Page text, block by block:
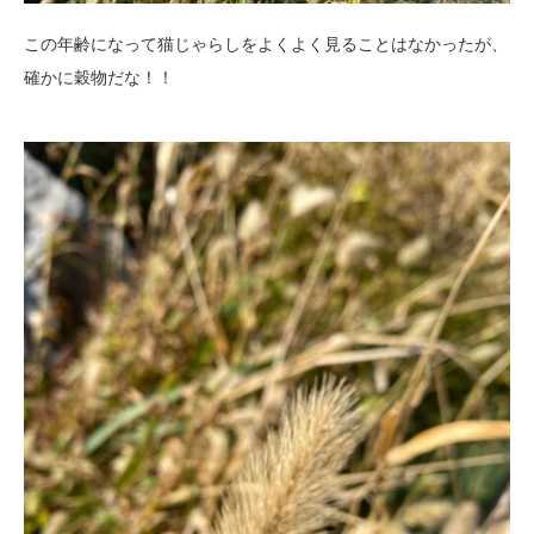
この年齢になって猫じゃらしをよくよく見ることはなかったが、
確かに穀物だな！！